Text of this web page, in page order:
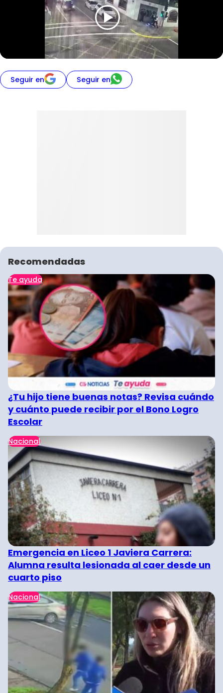
Seguir en Seguir en
Recomendadas
Te ayuda
¿Tu hijo tiene buenas notas? Revisa cuándo
y cuánto puede recibir por el Bono Logro
Escolar
Nacional
Emergencia en Liceo 1 Javiera Carrera:
Alumna resulta lesionada al caer desde un
cuarto piso
Nacional